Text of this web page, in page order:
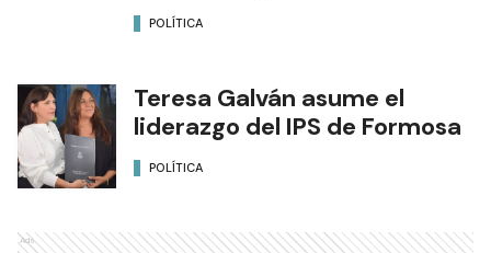
POLÍTICA
Teresa Galván asume el
liderazgo del IPS de Formosa
POLÍTICA
Ads